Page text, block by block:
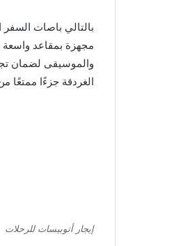
مجهزة بمقاعد
والموسيقى لضمان
الغردقة جزءًا ممتعًا
إيجار أتوبيسات للرحلات